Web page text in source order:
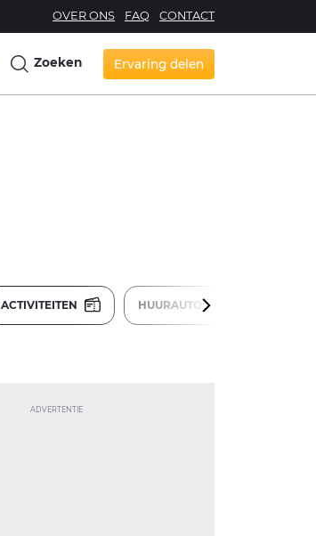
OVER ONS FAQ CONTACT
Zoeken Ervaring delen
ACTIVITEITEN HUURAUTO'S
ADVERTENTIE